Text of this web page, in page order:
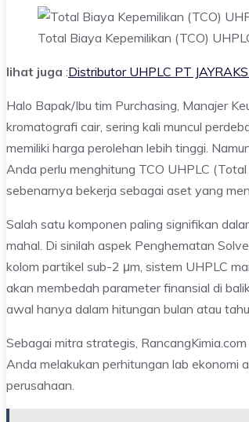
Total Biaya Kepemilikan (TCO)
lihat juga :Distributor UHPLC PT
Halo Bapak/Ibu tim Purchasing, Manajer
kromatografi cair, sering kali muncul
memiliki harga perolehan lebih tinggi.
Anda perlu menghitung TCO UHPLC
sebenarnya bekerja sebagai aset yang
Salah satu komponen paling signifikan
mahal. Di sinilah aspek Penghematan
kolom partikel sub-2 μm, sistem UHPLC
akan membedah parameter finansial di
awal hanya dalam hitungan bulan atau
Sebagai mitra strategis,
Anda melakukan perhitungan lab ekonomi
perusahaan.